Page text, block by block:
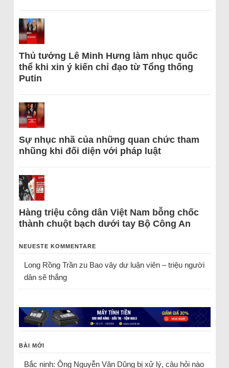
Thủ tướng Lê Minh Hưng làm nhục quốc
thể khi xin ý kiến chỉ đạo từ Tổng thống
Putin
Sự nhục nhã của những quan chức tham
nhũng khi đối diện với pháp luật
Hàng triệu công dân Việt Nam bỗng chốc
thành chuột bạch dưới tay Bộ Công An
NEUESTE KOMMENTARE
Long Rồng Trầnzu Bao vây dư luận viên – triệu người
dân sẽ thắng
BÀI MỚI
Bắc ninh: Ông Nguyễn Văn Dũng bị xử lý, câu hỏi nào